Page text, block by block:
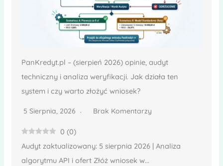
PanKredyt.pl – (sierpień 2026) opinie, audyt
techniczny i analiza weryfikacji. Jak działa ten
system i czy warto złożyć wniosek?
5 Sierpnia, 2026 Brak Komentarzy
0 (0)
Audyt zaktualizowany: 5 sierpnia 2026 | Analiza
algorytmu API i ofert Złóż wniosek w...